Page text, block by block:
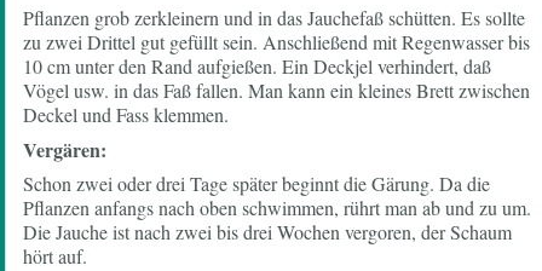
Pflanzen grob zerkleinern und in das Jauchefaß schütten. Es sollte
zu zwei Drittel gut gefüllt sein. Anschließend mit Regenwasser bis
10 cm unter den Rand aufgießen. Ein Deckjel verhindert, daß
Vögel usw. in das Faß fallen. Man kann ein kleines Brett zwischen
Deckel und Fass klemmen.
Vergären:
Schon zwei oder drei Tage später beginnt die Gärung. Da die
Pflanzen anfangs nach oben schwimmen, rührt man ab und zu um.
Die Jauche ist nach zwei bis drei Wochen vergoren, der Schaum
hört auf.